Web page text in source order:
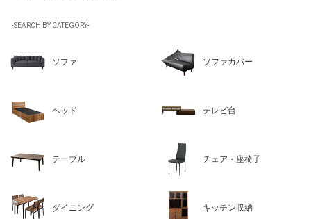
-SEARCH BY CATEGORY-
ソファ ソファカバー
ベッド テレビ台
テーブル チェア・座椅子
ダイニング キッチン収納